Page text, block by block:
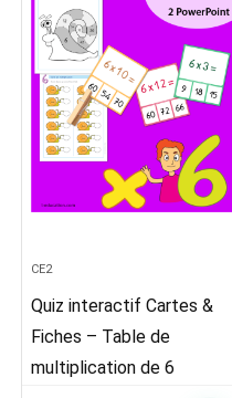
CE2
Quiz interactif Cartes &
Fiches – Table de
multiplication de 6